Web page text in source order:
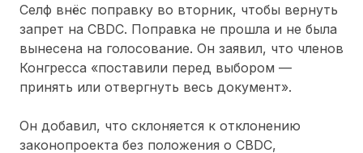
Селф внёс поправку во вторник, чтобы вернуть
запрет на CBDC. Поправка не прошла и не была
вынесена на голосование. Он заявил, что членов
Конгресса «поставили перед выбором —
принять или отвергнуть весь документ».
Он добавил, что склоняется к отклонению
законопроекта без положения о CBDC,